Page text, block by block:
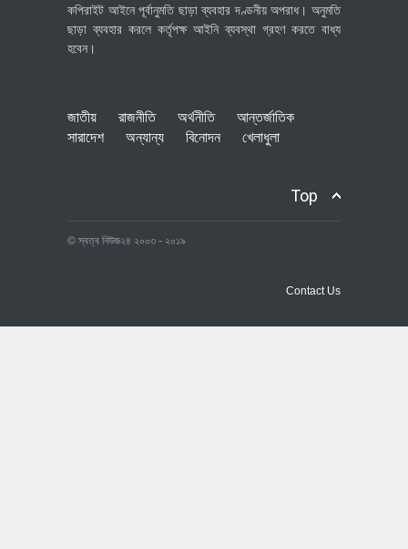
কপিরাইট আইনে পূর্বানুমতি ছাড়া ব্যবহার দণ্ডনীয় অপরাধ। অনুমতি
ছাড়া ব্যবহার করলে কর্তৃপক্ষ আইনি ব্যবস্থা গ্রহণ করতে বাধ্য
হবেন।
জাতীয় রাজনীতি অর্থনীতি
আন্তর্জাতিক
সারাদেশ
অন্যান্য বিনোদন খেলাধুলা
Top
© স্বত্ব নিউজ২৪ ২০০৩ - ২০১৯
Contact Us